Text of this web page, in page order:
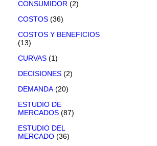
CONSUMIDOR (2)
COSTOS (36)
COSTOS Y BENEFICIOS
(13)
CURVAS (1)
DECISIONES (2)
DEMANDA (20)
ESTUDIO DE
MERCADOS (87)
ESTUDIO DEL
MERCADO (36)